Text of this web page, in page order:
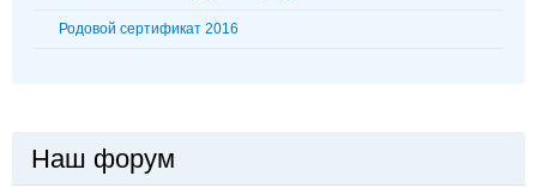
Родовой сертификат 2016
Наш форум